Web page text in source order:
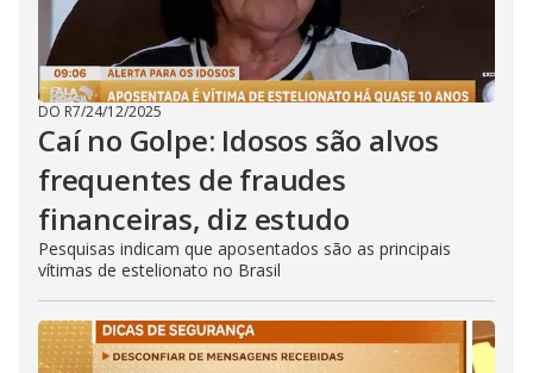
DO R7/24/12/2025
Caí no Golpe: Idosos são alvos
frequentes de fraudes
financeiras, diz estudo
Pesquisas indicam que aposentados são as principais
vítimas de estelionato no Brasil